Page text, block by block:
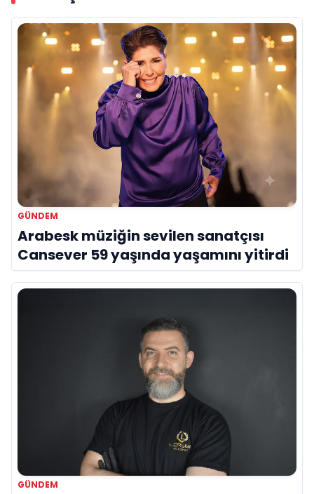
GÜNDEM
Arabesk müziğin sevilen sanatçısı
Cansever 59 yaşında yaşamını yitirdi
GÜNDEM